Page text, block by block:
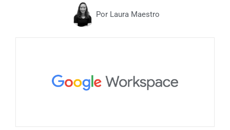
Por Laura Maestro